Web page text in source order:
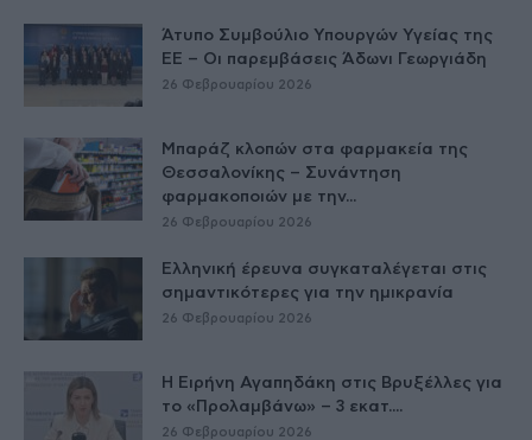
Άτυπο Συμβούλιο Υπουργών Υγείας της
ΕE – Οι παρεμβάσεις Άδωνι Γεωργιάδη
26 Φεβρουαρίου 2026
Μπαράζ κλοπών στα φαρμακεία της
Θεσσαλονίκης – Συνάντηση
φαρμακοποιών με την...
26 Φεβρουαρίου 2026
Ελληνική έρευνα συγκαταλέγεται στις
σημαντικότερες για την ημικρανία
26 Φεβρουαρίου 2026
Η Ειρήνη Αγαπηδάκη στις Βρυξέλλες για
το «Προλαμβάνω» – 3 εκατ....
26 Φεβρουαρίου 2026